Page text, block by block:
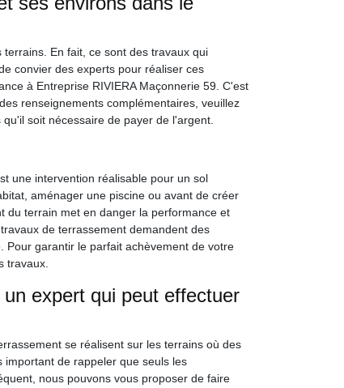
En fait, ce sont des travaux qui
convier des experts pour réaliser ces
à Entreprise RIVIERA Maçonnerie 59. C'est
renseignements complémentaires, veuillez
soit nécessaire de payer de l'argent.
une intervention réalisable pour un sol
aménager une piscine ou avant de créer
du terrain met en danger la performance et
de terrassement demandent des
Pour garantir le parfait achèvement de votre
travaux.
expert qui peut effectuer
se réalisent sur les terrains où des
de rappeler que seuls les
nous pouvons vous proposer de faire